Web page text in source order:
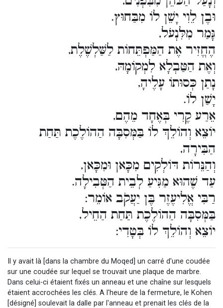
וּבֶן לֵוִי יָשֵׁן לוֹ מִבַּחוּץ.
גָּמַר מִלִּנְעֹל,
הֶחֱזִיר אֶת הַמַּפְתֵּחוֹת לַשַּׁלְשֶׁלֶת,
וְאֶת הַטַּבְלָא לִמְקוֹמָהּ,
נָתַן כְּסוּתוֹ עָלֶיהָ,
יָשַׁן לוֹ.
אֵרַע קֶרִי בְּאֶחָד מֵהֶם,
יוֹצֵא וְהוֹלֵךְ לוֹ בַּמְּסִבָּה הַהוֹלֶכֶת תַּחַת
הַבִּירָה,
וְהַנֵּרוֹת דּוֹלְקִים מִכָּאן וּמִכָּאן,
עַד שֶׁהוּא מַגִּיעַ לְבֵית הַטְּבִילָה.
רַבִּי אֱלִיעֶזֶר בֶּן יַעֲקֹב אוֹמֵר:
בַּמְּסִבָּה הַהוֹלֶכֶת תַּחַת הַחֵיל,
יוֹצֵא וְהוֹלֵךְ לוֹ בְּטָדִי:
Il y avait là [dans la chambre du Moqed] un carré d'une coudée
sur une coudée sur lequel se trouvait une plaque de marbre.
Dans celui-ci étaient fixés un anneau et une chaîne sur lesquels
étaient accrochées les clés. A l'heure de la fermeture, le Kohen
[désigné] soulevait la dalle par l'anneau et prenait les clés de la